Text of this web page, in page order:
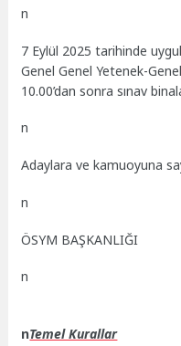
n
7 Eylül 2025 tarihinde
Genel Genel Yetenek-
10.00’dan sonra sınav
n
Adaylara ve kamuoyuna
n
ÖSYM BAŞKANLIĞI
n
nTemel Kurallar